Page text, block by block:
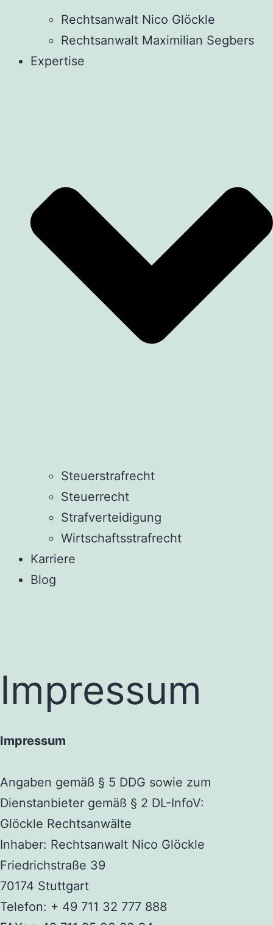
Rechtsanwalt Nico Glöckle
Rechtsanwalt Maximilian Segbers
Expertise
Steuerstrafrecht
Steuerrecht
Strafverteidigung
Wirtschaftsstrafrecht
Karriere
Blog
Impressum
Impressum
Angaben gemäß § 5 DDG sowie zum
Dienstanbieter gemäß § 2 DL-InfoV:
Glöckle Rechtsanwälte
Inhaber: Rechtsanwalt Nico Glöckle
Friedrichstraße 39
70174 Stuttgart
Telefon: + 49 711 32 777 888